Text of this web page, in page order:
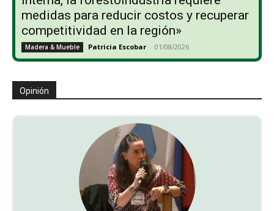
medidas para reducir costos y recuperar
competitividad en la región»
Madera & Mueble Patricia Escobar - 01/08/2026
Opinión